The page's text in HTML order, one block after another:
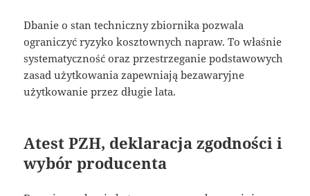
Dbanie o stan techniczny zbiornika pozwala
ograniczyć ryzyko kosztownych napraw. To właśnie
systematyczność oraz przestrzeganie podstawowych
zasad użytkowania zapewniają bezawaryjne
użytkowanie przez długie lata.
Atest PZH, deklaracja zgodności i
wybór producenta